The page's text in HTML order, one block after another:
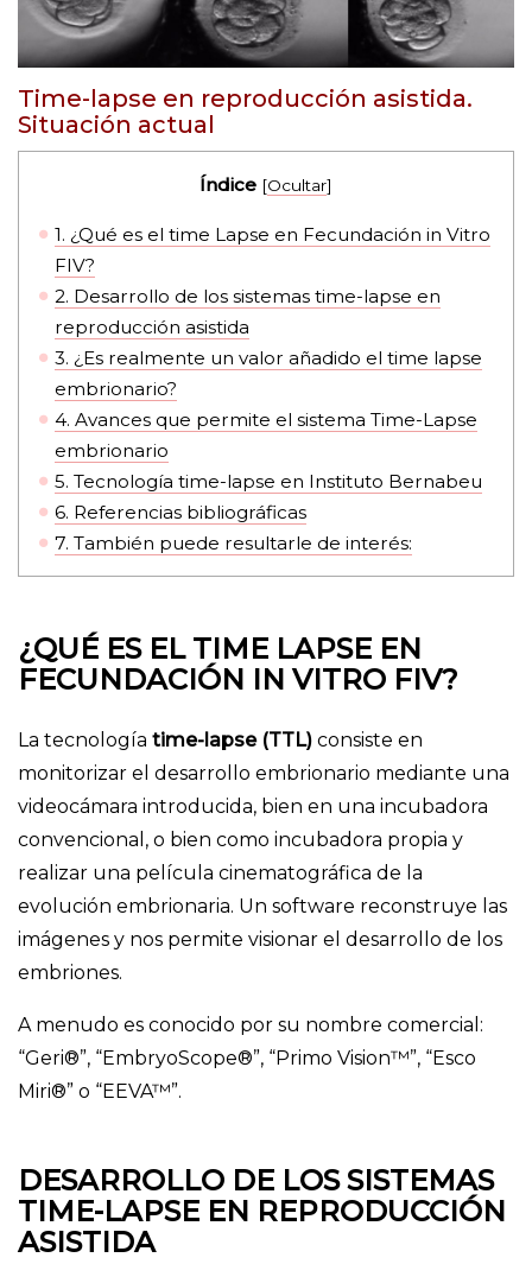
Time-lapse en reproducción asistida.
Situación actual
Índice [Ocultar]
1. ¿Qué es el time Lapse en Fecundación in Vitro
FIV?
2. Desarrollo de los sistemas time-lapse en
reproducción asistida
3. ¿Es realmente un valor añadido el time lapse
embrionario?
4. Avances que permite el sistema Time-Lapse
embrionario
5. Tecnología time-lapse en Instituto Bernabeu
6. Referencias bibliográficas
7. También puede resultarle de interés:
¿QUÉ ES EL TIME LAPSE EN
FECUNDACIÓN IN VITRO FIV?
La tecnología time-lapse (TTL) consiste en
monitorizar el desarrollo embrionario mediante una
videocámara introducida, bien en una incubadora
convencional, o bien como incubadora propia y
realizar una película cinematográfica de la
evolución embrionaria. Un software reconstruye las
imágenes y nos permite visionar el desarrollo de los
embriones.
A menudo es conocido por su nombre comercial:
“Geri®”, “EmbryoScope®”, “Primo Vision™”, “Esco
Miri®” o “EEVA™”.
DESARROLLO DE LOS SISTEMAS
TIME-LAPSE EN REPRODUCCIÓN
ASISTIDA